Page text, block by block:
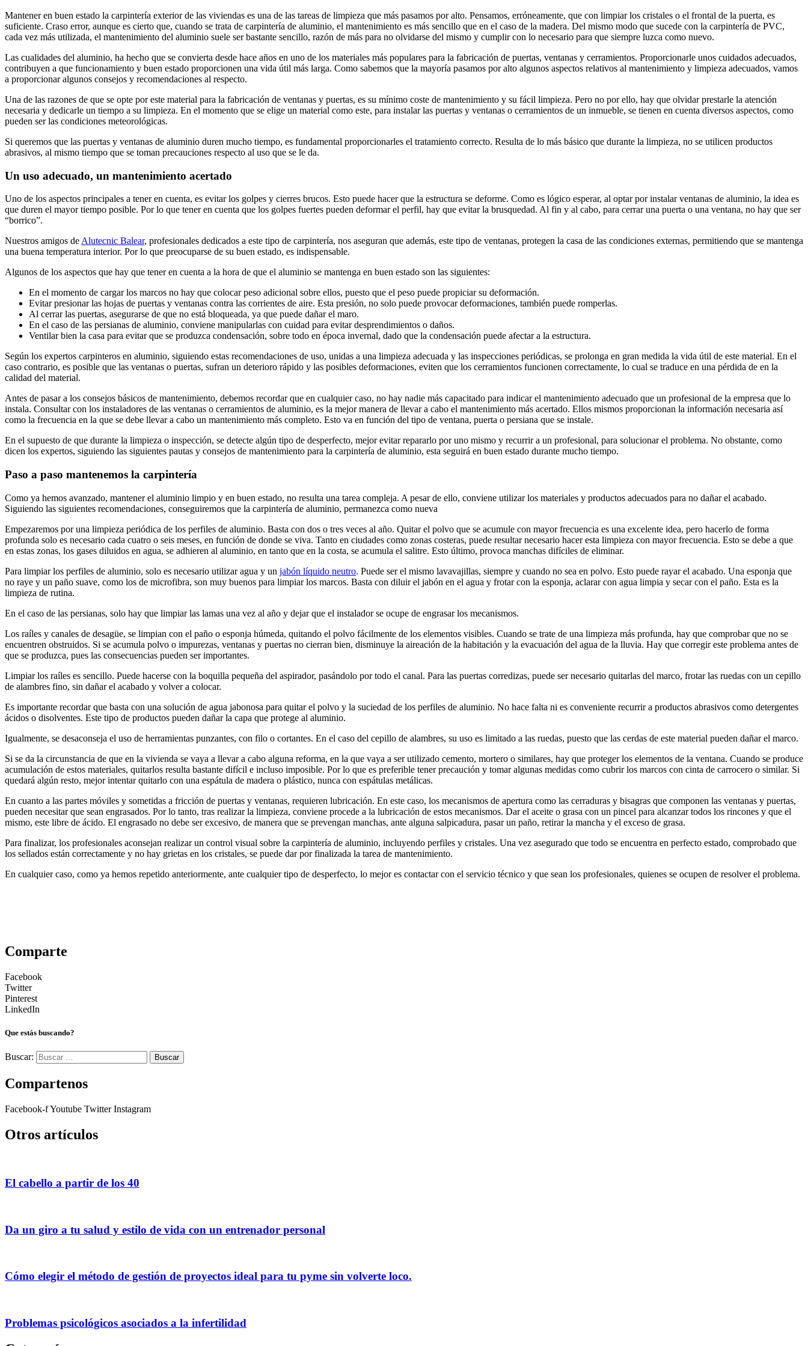
Mantener en buen estado la carpintería exterior de las viviendas es una de las tareas de limpieza que más pasamos por alto. Pensamos, erróneamente, que con limpiar los cristales o el frontal de la puerta, es
suficiente. Craso error, aunque es cierto que, cuando se trata de carpintería de aluminio, el mantenimiento es más sencillo que en el caso de la madera. Del mismo modo que sucede con la carpintería de PVC,
cada vez más utilizada, el mantenimiento del aluminio suele ser bastante sencillo, razón de más para no olvidarse del mismo y cumplir con lo necesario para que siempre luzca como nuevo.
Las cualidades del aluminio, ha hecho que se convierta desde hace años en uno de los materiales más populares para la fabricación de puertas, ventanas y cerramientos. Proporcionarle unos cuidados adecuados,
contribuyen a que funcionamiento y buen estado proporcionen una vida útil más larga. Como sabemos que la mayoría pasamos por alto algunos aspectos relativos al mantenimiento y limpieza adecuados, vamos
a proporcionar algunos consejos y recomendaciones al respecto.
Una de las razones de que se opte por este material para la fabricación de ventanas y puertas, es su mínimo coste de mantenimiento y su fácil limpieza. Pero no por ello, hay que olvidar prestarle la atención
necesaria y dedicarle un tiempo a su limpieza. En el momento que se elige un material como este, para instalar las puertas y ventanas o cerramientos de un inmueble, se tienen en cuenta diversos aspectos, como
pueden ser las condiciones meteorológicas.
Si queremos que las puertas y ventanas de aluminio duren mucho tiempo, es fundamental proporcionarles el tratamiento correcto. Resulta de lo más básico que durante la limpieza, no se utilicen productos
abrasivos, al mismo tiempo que se toman precauciones respecto al uso que se le da.
Un uso adecuado, un mantenimiento acertado
Uno de los aspectos principales a tener en cuenta, es evitar los golpes y cierres brucos. Esto puede hacer que la estructura se deforme. Como es lógico esperar, al optar por instalar ventanas de aluminio, la idea es
que duren el mayor tiempo posible. Por lo que tener en cuenta que los golpes fuertes pueden deformar el perfil, hay que evitar la brusquedad. Al fin y al cabo, para cerrar una puerta o una ventana, no hay que ser
“borrico”.
Nuestros amigos de Alutecnic Balear, profesionales dedicados a este tipo de carpintería, nos aseguran que además, este tipo de ventanas, protegen la casa de las condiciones externas, permitiendo que se mantenga
una buena temperatura interior. Por lo que preocuparse de su buen estado, es indispensable.
Algunos de los aspectos que hay que tener en cuenta a la hora de que el aluminio se mantenga en buen estado son las siguientes:
En el momento de cargar los marcos no hay que colocar peso adicional sobre ellos, puesto que el peso puede propiciar su deformación.
Evitar presionar las hojas de puertas y ventanas contra las corrientes de aire. Esta presión, no solo puede provocar deformaciones, también puede romperlas.
Al cerrar las puertas, asegurarse de que no está bloqueada, ya que puede dañar el maro.
En el caso de las persianas de aluminio, conviene manipularlas con cuidad para evitar desprendimientos o daños.
Ventilar bien la casa para evitar que se produzca condensación, sobre todo en época invernal, dado que la condensación puede afectar a la estructura.
Según los expertos carpinteros en aluminio, siguiendo estas recomendaciones de uso, unidas a una limpieza adecuada y las inspecciones periódicas, se prolonga en gran medida la vida útil de este material. En el
caso contrario, es posible que las ventanas o puertas, sufran un deterioro rápido y las posibles deformaciones, eviten que los cerramientos funcionen correctamente, lo cual se traduce en una pérdida de en la
calidad del material.
Antes de pasar a los consejos básicos de mantenimiento, debemos recordar que en cualquier caso, no hay nadie más capacitado para indicar el mantenimiento adecuado que un profesional de la empresa que lo
instala. Consultar con los instaladores de las ventanas o cerramientos de aluminio, es la mejor manera de llevar a cabo el mantenimiento más acertado. Ellos mismos proporcionan la información necesaria así
como la frecuencia en la que se debe llevar a cabo un mantenimiento más completo. Esto va en función del tipo de ventana, puerta o persiana que se instale.
En el supuesto de que durante la limpieza o inspección, se detecte algún tipo de desperfecto, mejor evitar repararlo por uno mismo y recurrir a un profesional, para solucionar el problema. No obstante, como
dicen los expertos, siguiendo las siguientes pautas y consejos de mantenimiento para la carpintería de aluminio, esta seguirá en buen estado durante mucho tiempo.
Paso a paso mantenemos la carpintería
Como ya hemos avanzado, mantener el aluminio limpio y en buen estado, no resulta una tarea compleja. A pesar de ello, conviene utilizar los materiales y productos adecuados para no dañar el acabado.
Siguiendo las siguientes recomendaciones, conseguiremos que la carpintería de aluminio, permanezca como nueva
Empezaremos por una limpieza periódica de los perfiles de aluminio. Basta con dos o tres veces al año. Quitar el polvo que se acumule con mayor frecuencia es una excelente idea, pero hacerlo de forma
profunda solo es necesario cada cuatro o seis meses, en función de donde se viva. Tanto en ciudades como zonas costeras, puede resultar necesario hacer esta limpieza con mayor frecuencia. Esto se debe a que
en estas zonas, los gases diluidos en agua, se adhieren al aluminio, en tanto que en la costa, se acumula el salitre. Esto último, provoca manchas difíciles de eliminar.
Para limpiar los perfiles de aluminio, solo es necesario utilizar agua y un jabón líquido neutro. Puede ser el mismo lavavajillas, siempre y cuando no sea en polvo. Esto puede rayar el acabado. Una esponja que
no raye y un paño suave, como los de microfibra, son muy buenos para limpiar los marcos. Basta con diluir el jabón en el agua y frotar con la esponja, aclarar con agua limpia y secar con el paño. Esta es la
limpieza de rutina.
En el caso de las persianas, solo hay que limpiar las lamas una vez al año y dejar que el instalador se ocupe de engrasar los mecanismos.
Los raíles y canales de desagüe, se limpian con el paño o esponja húmeda, quitando el polvo fácilmente de los elementos visibles. Cuando se trate de una limpieza más profunda, hay que comprobar que no se
encuentren obstruidos. Si se acumula polvo o impurezas, ventanas y puertas no cierran bien, disminuye la aireación de la habitación y la evacuación del agua de la lluvia. Hay que corregir este problema antes de
que se produzca, pues las consecuencias pueden ser importantes.
Limpiar los raíles es sencillo. Puede hacerse con la boquilla pequeña del aspirador, pasándolo por todo el canal. Para las puertas corredizas, puede ser necesario quitarlas del marco, frotar las ruedas con un cepillo
de alambres fino, sin dañar el acabado y volver a colocar.
Es importante recordar que basta con una solución de agua jabonosa para quitar el polvo y la suciedad de los perfiles de aluminio. No hace falta ni es conveniente recurrir a productos abrasivos como detergentes
ácidos o disolventes. Este tipo de productos pueden dañar la capa que protege al aluminio.
Igualmente, se desaconseja el uso de herramientas punzantes, con filo o cortantes. En el caso del cepillo de alambres, su uso es limitado a las ruedas, puesto que las cerdas de este material pueden dañar el marco.
Si se da la circunstancia de que en la vivienda se vaya a llevar a cabo alguna reforma, en la que vaya a ser utilizado cemento, mortero o similares, hay que proteger los elementos de la ventana. Cuando se produce
acumulación de estos materiales, quitarlos resulta bastante difícil e incluso imposible. Por lo que es preferible tener precaución y tomar algunas medidas como cubrir los marcos con cinta de carrocero o similar. Si
quedará algún resto, mejor intentar quitarlo con una espátula de madera o plástico, nunca con espátulas metálicas.
En cuanto a las partes móviles y sometidas a fricción de puertas y ventanas, requieren lubricación. En este caso, los mecanismos de apertura como las cerraduras y bisagras que componen las ventanas y puertas,
pueden necesitar que sean engrasados. Por lo tanto, tras realizar la limpieza, conviene procede a la lubricación de estos mecanismos. Dar el aceite o grasa con un pincel para alcanzar todos los rincones y que el
mismo, este libre de ácido. El engrasado no debe ser excesivo, de manera que se prevengan manchas, ante alguna salpicadura, pasar un paño, retirar la mancha y el exceso de grasa.
Para finalizar, los profesionales aconsejan realizar un control visual sobre la carpintería de aluminio, incluyendo perfiles y cristales. Una vez asegurado que todo se encuentra en perfecto estado, comprobado que
los sellados están correctamente y no hay grietas en los cristales, se puede dar por finalizada la tarea de mantenimiento.
En cualquier caso, como ya hemos repetido anteriormente, ante cualquier tipo de desperfecto, lo mejor es contactar con el servicio técnico y que sean los profesionales, quienes se ocupen de resolver el problema.
Comparte
Facebook
Twitter
Pinterest
LinkedIn
Que estás buscando?
Buscar:
Compartenos
Facebook-fYoutube Twitter Instagram
Otros artículos
El cabello a partir de los 40
Da un giro a tu salud y estilo de vida con un entrenador personal
Cómo elegir el método de gestión de proyectos ideal para tu pyme sin volverte loco.
Problemas psicológicos asociados a la infertilidad